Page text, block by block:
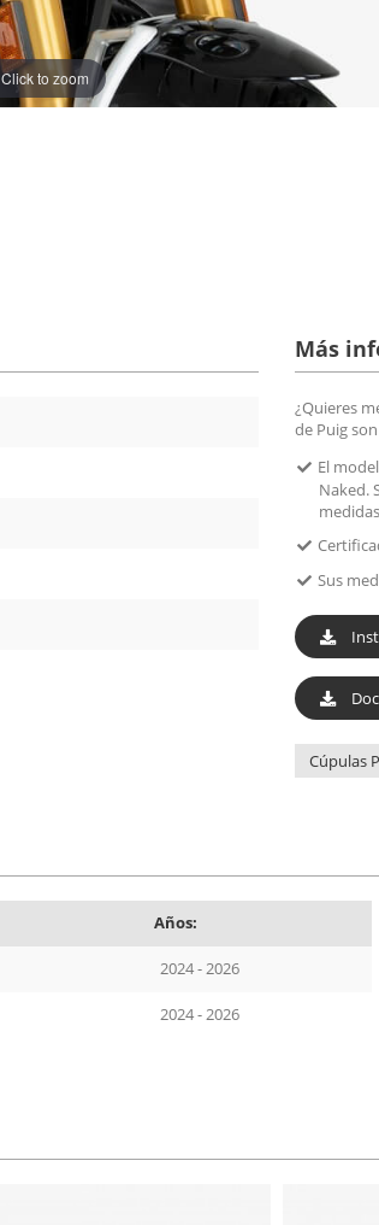
Click to zoom
Más
¿Quieres
de Puig
El
Naked.
Sus
Cúpulas
Años:
2024 - 2026
2024 - 2026